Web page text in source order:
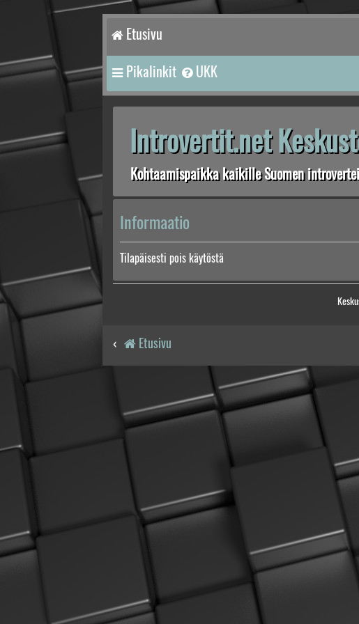
Etusivu
Pikalinkit UKK
Introvertit.net
Kohtaamispaikka kaikille Suomen
Informaatio
Tilapäisesti pois käytöstä
Etusivu